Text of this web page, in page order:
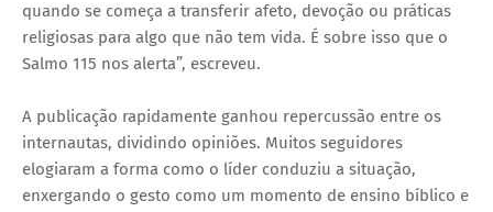
quando se começa a transferir afeto, devoção ou práticas
religiosas para algo que não tem vida. É sobre isso que o
Salmo 115 nos alerta”, escreveu.
A publicação rapidamente ganhou repercussão entre os
internautas, dividindo opiniões. Muitos seguidores
elogiaram a forma como o líder conduziu a situação,
enxergando o gesto como um momento de ensino bíblico e